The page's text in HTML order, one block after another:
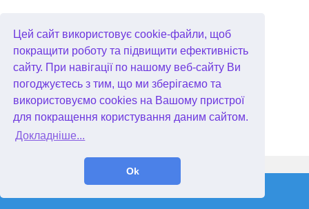
Цей сайт використовує cookie-файли, щоб
покращити роботу та підвищити ефективність
сайту. При навігації по нашому веб-сайту Ви
погоджуєтесь з тим, що ми зберігаємо та
використовуємо cookies на Вашому пристрої
для покращення користування даним сайтом.
Докладніше...
Ok
WellGames.com